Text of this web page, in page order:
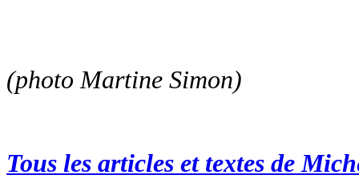
(photo Martine Simon)
Tous les articles et textes de